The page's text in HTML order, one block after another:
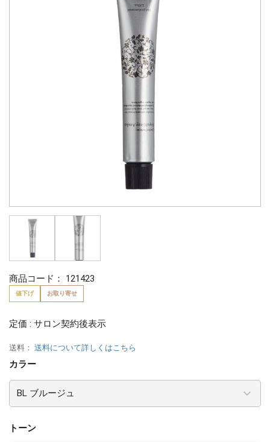
商品コード： 121423
値下げ お取り寄せ
定価 : サロン契約後表示
送料： 送料について詳しくはこちら
カラー
トーン